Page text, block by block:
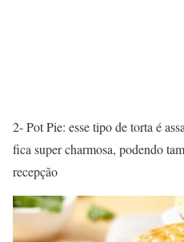
2- Pot Pie: esse tipo de torta é
fica super charmosa, podendo
recepção